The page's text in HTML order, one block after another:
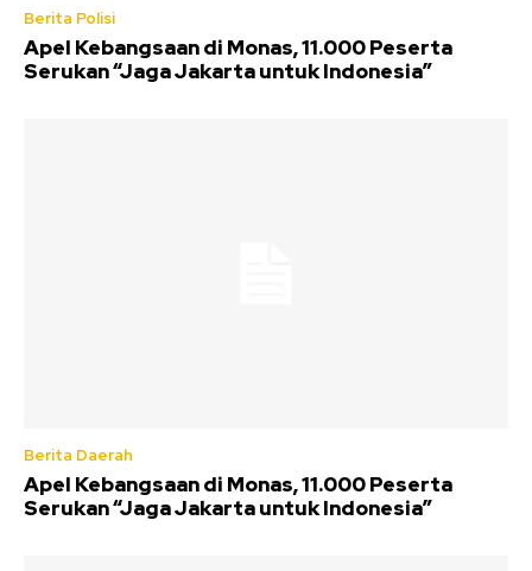
Berita Polisi
Apel Kebangsaan di Monas, 11.000 Peserta
Serukan “Jaga Jakarta untuk Indonesia”
Berita Daerah
Apel Kebangsaan di Monas, 11.000 Peserta
Serukan “Jaga Jakarta untuk Indonesia”